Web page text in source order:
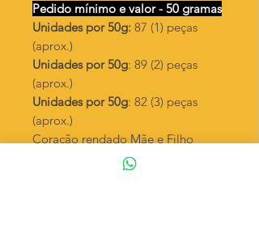
Pedido mínimo e valor - 50 gramas
Unidades por 50g: 87 (1) peças
(aprox.)
Unidades por 50g: 89 (2) peças
(aprox.)
Unidades por 50g: 82 (3) peças
(aprox.)
Coração rendado Mãe e Filho
: R$ 718,00
Quantidade aproximada por quilo